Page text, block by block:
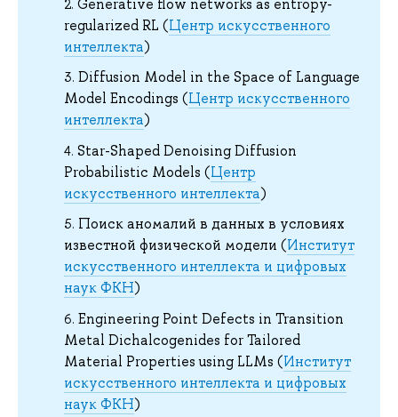
Generative flow networks as entropy-
regularized RL (Центр искусственного
интеллекта)
Diffusion Model in the Space of Language
Model Encodings (Центр искусственного
интеллекта)
Star-Shaped Denoising Diffusion
Probabilistic Models (Центр
искусственного интеллекта)
Поиск аномалий в данных в условиях
известной физической модели (Институт
искусственного интеллекта и цифровых
наук ФКН)
Engineering Point Defects in Transition
Metal Dichalcogenides for Tailored
Material Properties using LLMs (Институт
искусственного интеллекта и цифровых
наук ФКН)